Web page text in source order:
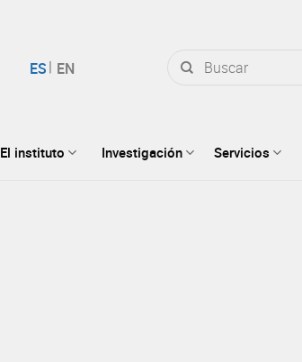
por:
El instituto Investigación Servicios